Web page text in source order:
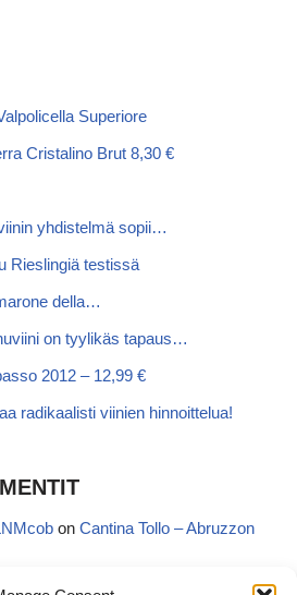
Superiore
Cristalino Brut 8,30 €
yhdistelmä sopii…
Rieslingiä testissä
della…
on tyylikäs tapaus…
2012 – 12,99 €
radikaalisti viinien hinnoittelua!
on Cantina Tollo – Abruzzon
onCantina Tollo – Abruzzon viinien